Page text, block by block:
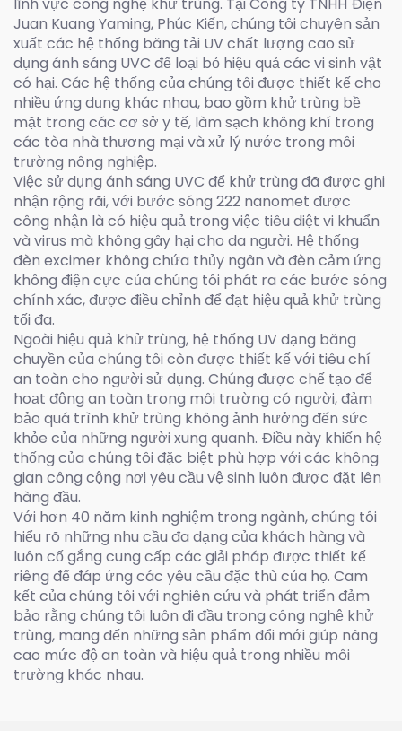
Juan Kuang Yaming, Phúc Kiến, chúng tôi chuyên sản
xuất các hệ thống băng tải UV chất lượng cao sử
dụng ánh sáng UVC để loại bỏ hiệu quả các vi sinh vật
có hại. Các hệ thống của chúng tôi được thiết kế cho
nhiều ứng dụng khác nhau, bao gồm khử trùng bề
mặt trong các cơ sở y tế, làm sạch không khí trong
các tòa nhà thương mại và xử lý nước trong môi
trường nông nghiệp.
Việc sử dụng ánh sáng UVC để khử trùng đã được ghi
nhận rộng rãi, với bước sóng 222 nanomet được
công nhận là có hiệu quả trong việc tiêu diệt vi khuẩn
và virus mà không gây hại cho da người. Hệ thống
đèn excimer không chứa thủy ngân và đèn cảm ứng
không điện cực của chúng tôi phát ra các bước sóng
chính xác, được điều chỉnh để đạt hiệu quả khử trùng
tối đa.
Ngoài hiệu quả khử trùng, hệ thống UV dạng băng
chuyền của chúng tôi còn được thiết kế với tiêu chí
an toàn cho người sử dụng. Chúng được chế tạo để
hoạt động an toàn trong môi trường có người, đảm
bảo quá trình khử trùng không ảnh hưởng đến sức
khỏe của những người xung quanh. Điều này khiến hệ
thống của chúng tôi đặc biệt phù hợp với các không
gian công cộng nơi yêu cầu vệ sinh luôn được đặt lên
hàng đầu.
Với hơn 40 năm kinh nghiệm trong ngành, chúng tôi
hiểu rõ những nhu cầu đa dạng của khách hàng và
luôn cố gắng cung cấp các giải pháp được thiết kế
riêng để đáp ứng các yêu cầu đặc thù của họ. Cam
kết của chúng tôi với nghiên cứu và phát triển đảm
bảo rằng chúng tôi luôn đi đầu trong công nghệ khử
trùng, mang đến những sản phẩm đổi mới giúp nâng
cao mức độ an toàn và hiệu quả trong nhiều môi
trường khác nhau.